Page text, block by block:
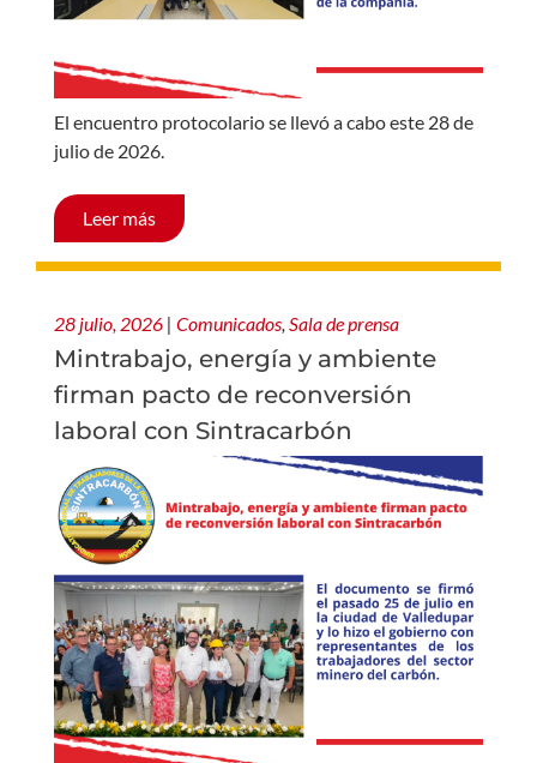
El encuentro protocolario se llevó a cabo este 28 de
julio de 2026.
Leer más
28 julio, 2026 | Comunicados, Sala de prensa
Mintrabajo, energía y ambiente
firman pacto de reconversión
laboral con Sintracarbón